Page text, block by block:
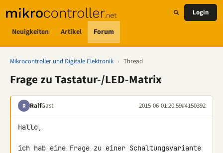
Neuigkeiten Artikel Forum
Login
Mikrocontroller und Digitale Elektronik › Thread
Frage zu Tastatur-/LED-Matrix
R RalfGast 2015-06-01 20:59#4150392
Hallo,
ich hab eine Frage zu einer Schaltungsvariante